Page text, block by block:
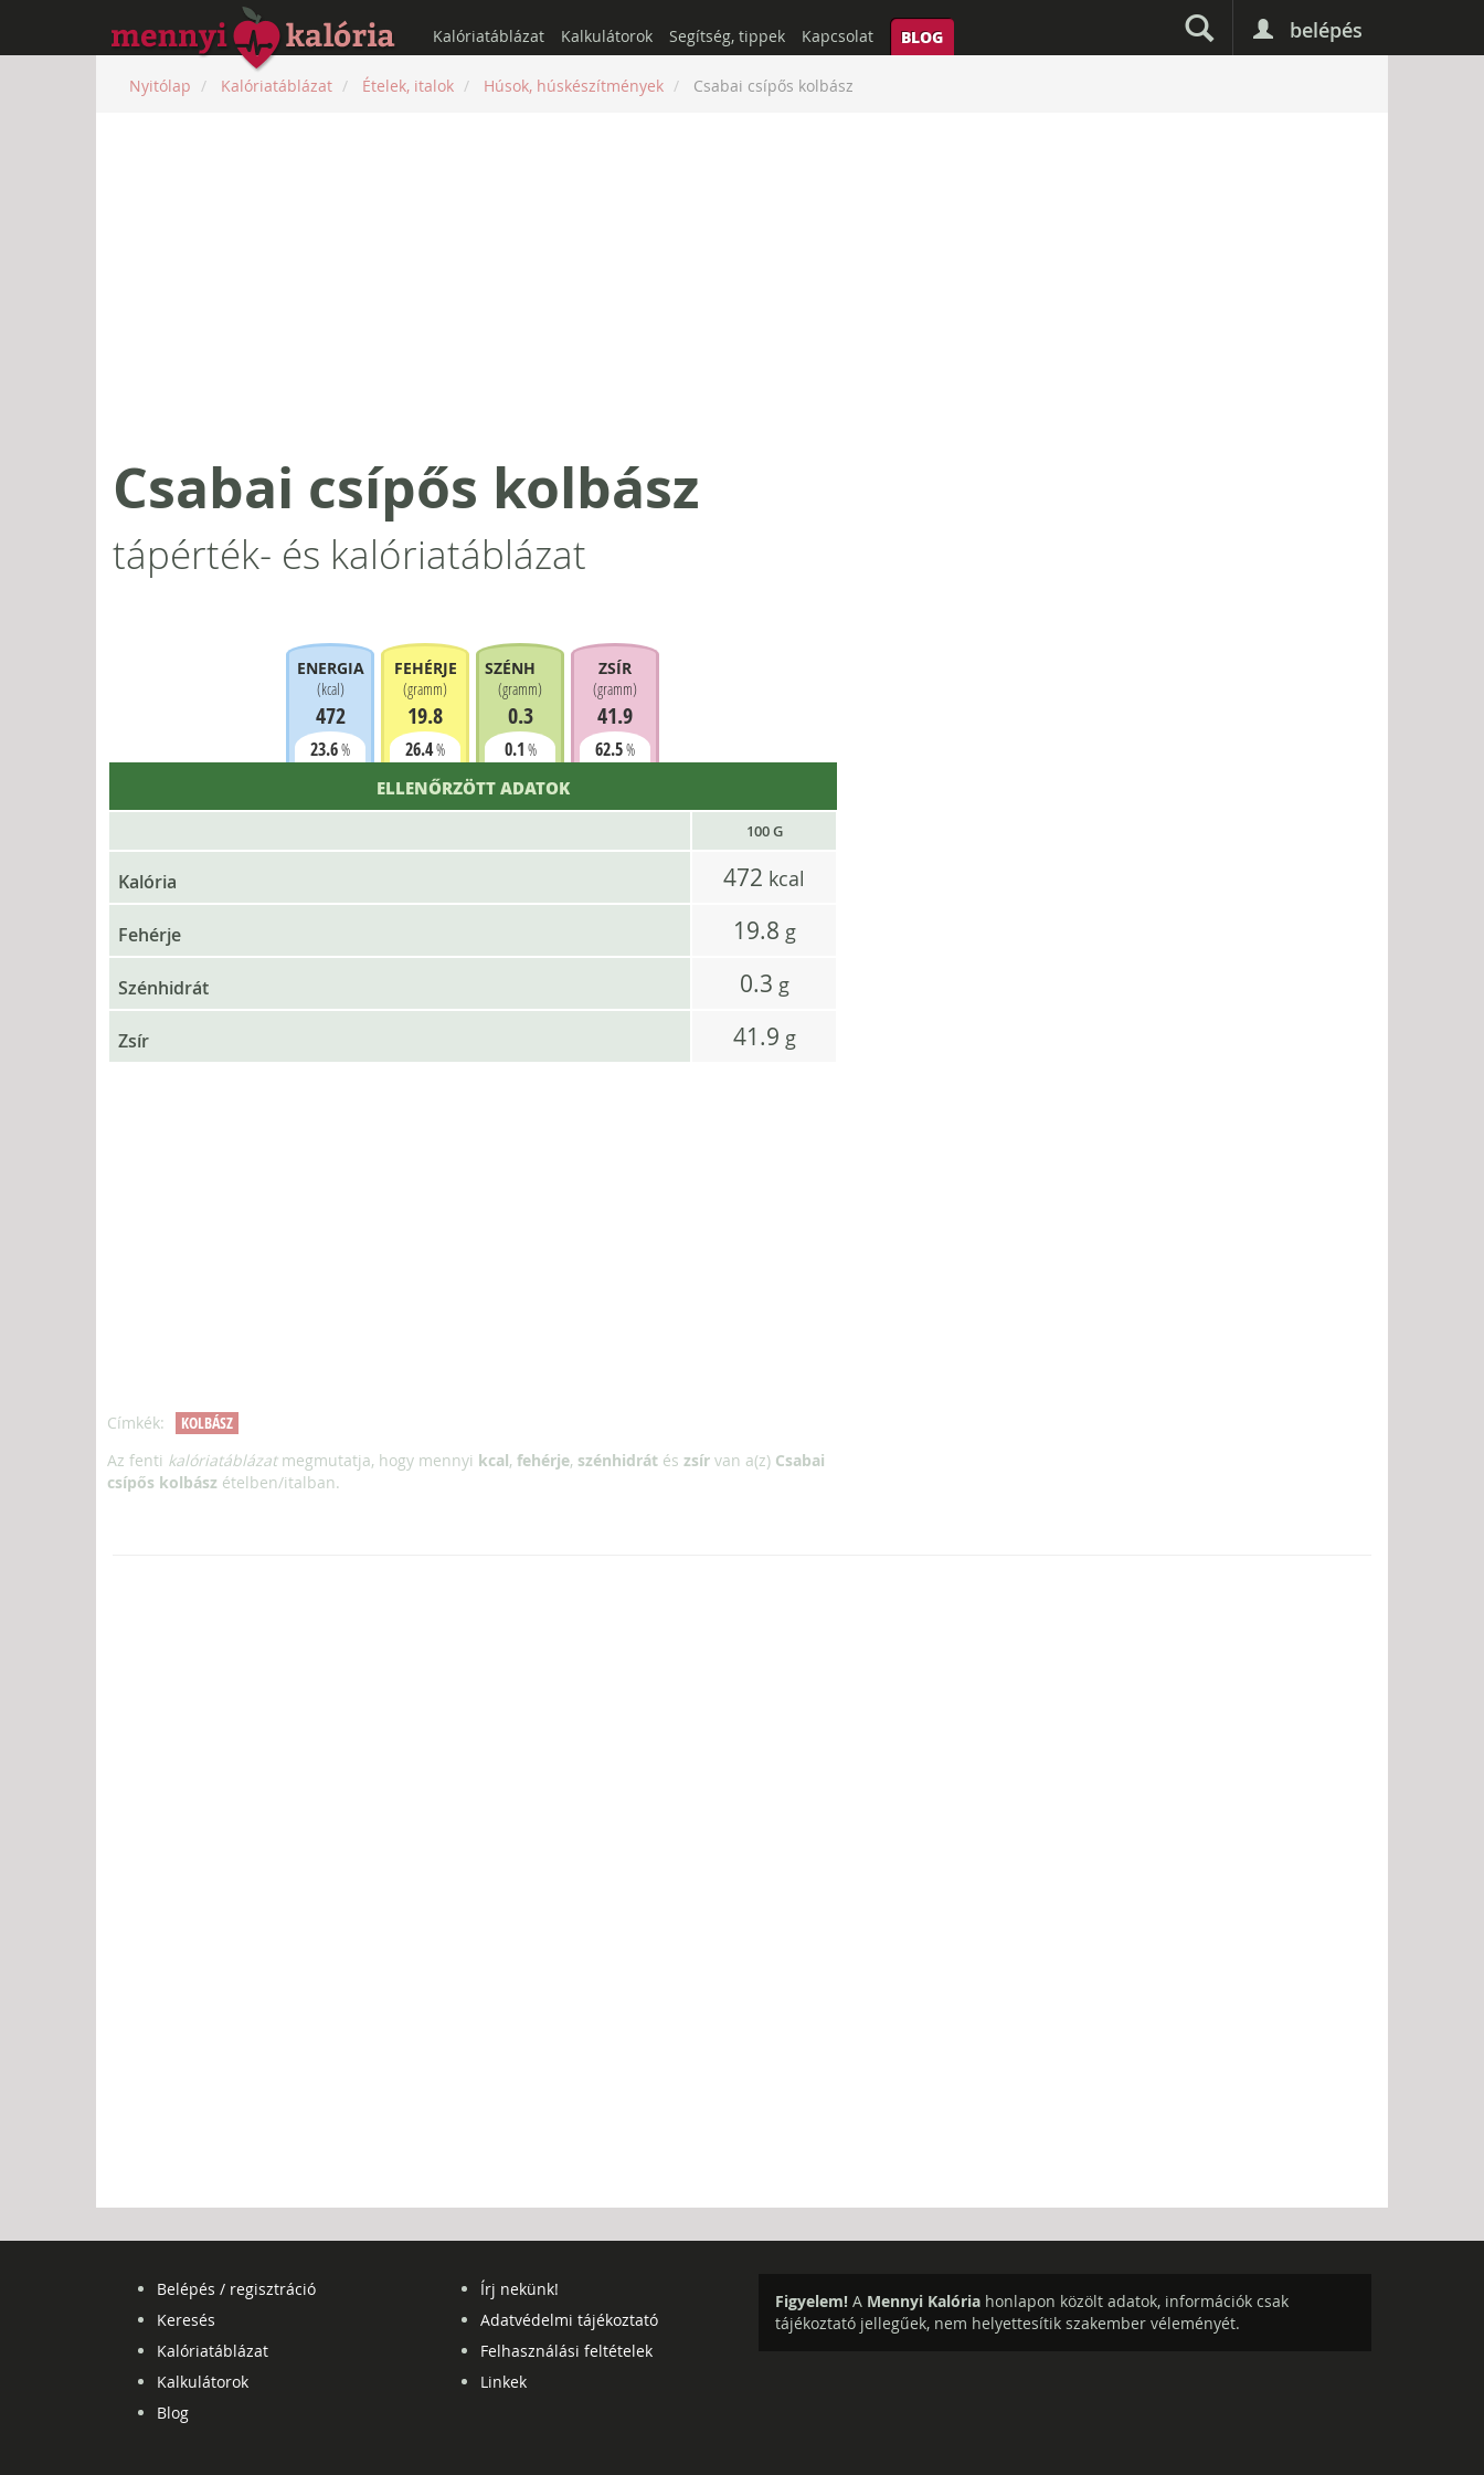
belépés
Kalóriatáblázat Kalkulátorok Segítség, tippek Kapcsolat BLOG
Nyitólap Kalóriatáblázat Ételek, italok Húsok, húskészítmények Csabai csípős kolbász
Csabai csípős kolbász
tápérték- és kalóriatáblázat
ENERGIA
(kcal)
472
23.6%
FEHÉRJE
(gramm)
19.8
26.4%
SZÉNHIDRÁT
(gramm)
0.3
0.1 %
ZSÍR
(gramm)
41.9
62.5%
ELLENŐRZÖTT ADATOK
100 G
Kalória 472 kcal
Fehérje 19.8 g
Szénhidrát 0.3 g
Zsír 41.9 g
Címkék:
KOLBÁSZ
Az fenti kalóriatáblázatmegmutatja, hogy mennyi kcal, fehérje, szénhidrát és zsír van a(z) Csabai
csípős kolbász ételben/italban.
Belépés / regisztráció
Keresés
Kalóriatáblázat
Kalkulátorok
Blog
Írj nekünk!
Adatvédelmi tájékoztató
Felhasználási feltételek
Linkek
Figyelem! A Mennyi Kalória honlapon közölt adatok, információk csak
tájékoztató jellegűek, nem helyettesítik szakember véleményét.